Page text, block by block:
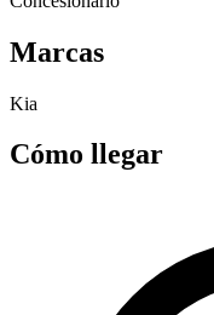
Marcas
Kia
Cómo llegar